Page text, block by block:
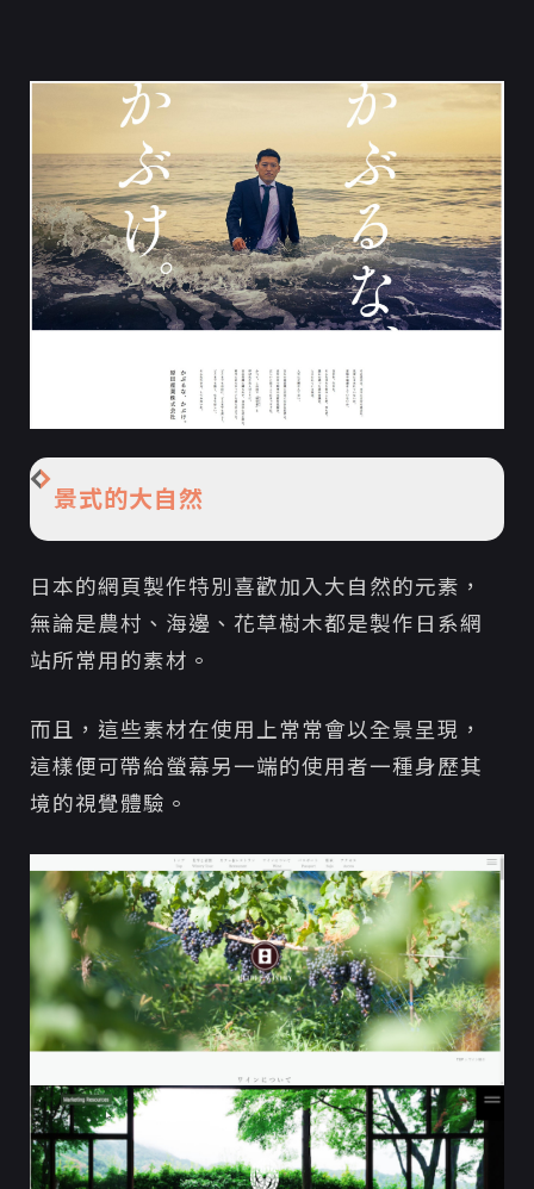
景式的大自然
日本的網頁製作特別喜歡加入大自然的元素，
無論是農村、海邊、花草樹木都是製作日系網
站所常用的素材。
而且，這些素材在使用上常常會以全景呈現，
這樣便可帶給螢幕另一端的使用者一種身歷其
境的視覺體驗。